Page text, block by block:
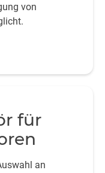
von
für
an